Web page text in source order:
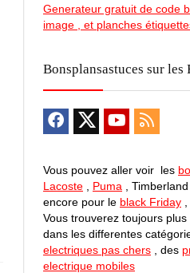
Generateur gratuit de code
image , et planches
Bonsplansastuces sur les
Vous pouvez aller voir les
Lacoste
Puma ,
encore pour le black Friday
Vous trouverez toujours
dans les differentes
electriques pas chers , des
electrique mobiles